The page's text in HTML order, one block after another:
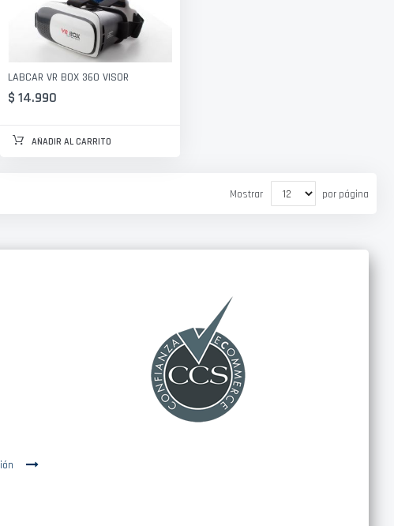
LABCAR VR BOX 360 VISOR
$ 14.990
AÑADIR AL CARRITO
Mostrar por página